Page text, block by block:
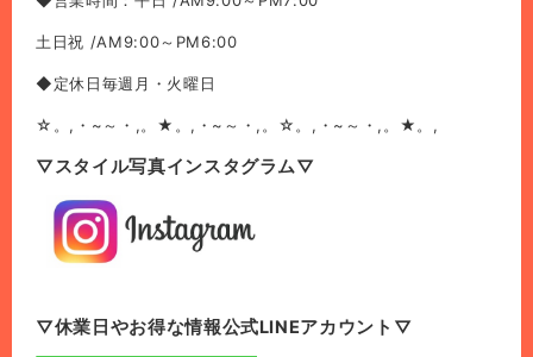
土日祝 /AM9:00～PM6:00
◆定休日毎週月・火曜日
☆。,・~～・,。★。,・~～・,。☆。,・~～・,。★。,
▽スタイル写真インスタグラム▽
▽休業日やお得な情報公式LINEアカウント▽